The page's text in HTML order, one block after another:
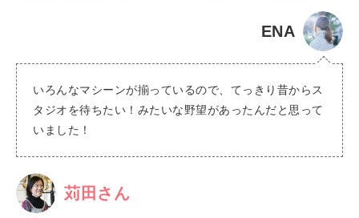
ENA
いろんなマシーンが揃っているので、てっきり昔からス
タジオを待ちたい！みたいな野望があったんだと思って
いました！
苅田さん